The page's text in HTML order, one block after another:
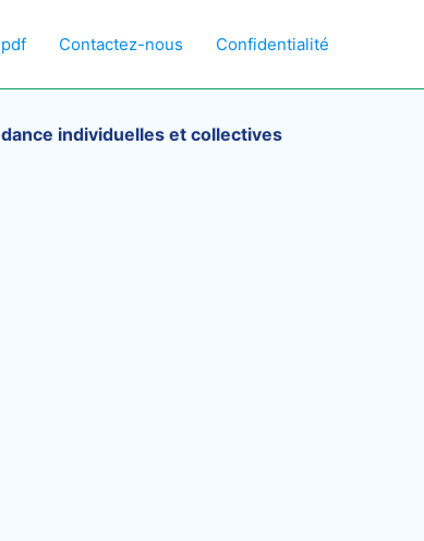
Contactez-nous Confidentialité
individuelles et collectives